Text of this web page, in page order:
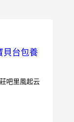
貝台包養
吧里風起云